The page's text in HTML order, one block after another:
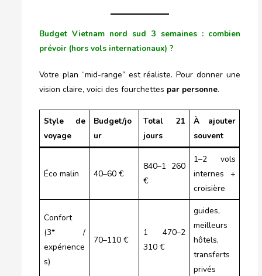
Budget Vietnam nord sud 3 semaines : combien
prévoir (hors vols internationaux) ?
Votre plan “mid-range” est réaliste. Pour donner une
vision claire, voici des fourchettes par personne.
Style de
voyage
Budget/jo
ur
Total 21
jours
À ajouter
souvent
Éco malin 40–60 €
840–1 260
€
1–2 vols
internes +
croisière
Confort
(3* /
expérience
s)
70–110 €
1 470–2
310 €
guides,
meilleurs
hôtels,
transferts
privés